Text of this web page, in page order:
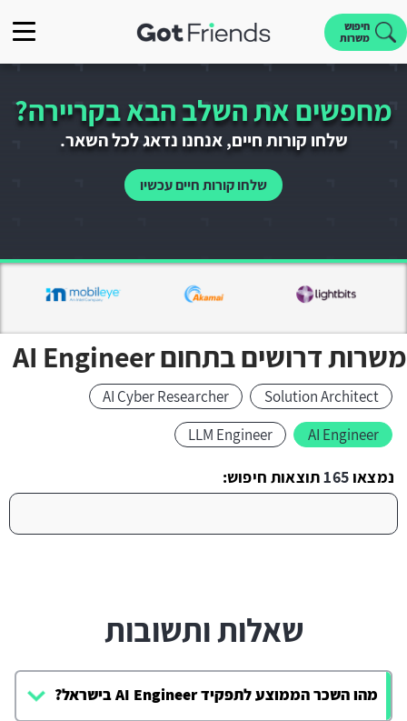
חיפוש
משרות
מחפשים את השלב הבא בקריירה?
שלחו קורות חיים, אנחנו נדאג לכל השאר.
שלחו קורות חיים עכשיו
משרות דרושים בתחום AI Engineer
Solution Architect
AI Cyber Researcher
AI Engineer
LLM Engineer
נמצאו165תוצאות חיפוש:
שאלות ותשובות
מהו השכר הממוצע לתפקיד AI Engineer בישראל?